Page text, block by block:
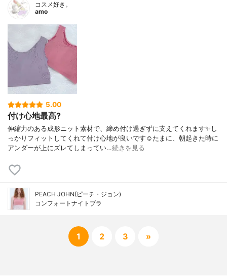
コスメ好き。
amo
5.00
付け心地最高?
伸縮力のある成形ニット素材で、締め付け過ぎずに支えてくれます✨し
っかりフィットしてくれて付け心地が良いです☺️たまに、朝起きた時に
アンダーが上にズレてしまってい…続きを見る
PEACH JOHN(ピーチ・ジョン)
コンフォートナイトブラ
1 2 3 »